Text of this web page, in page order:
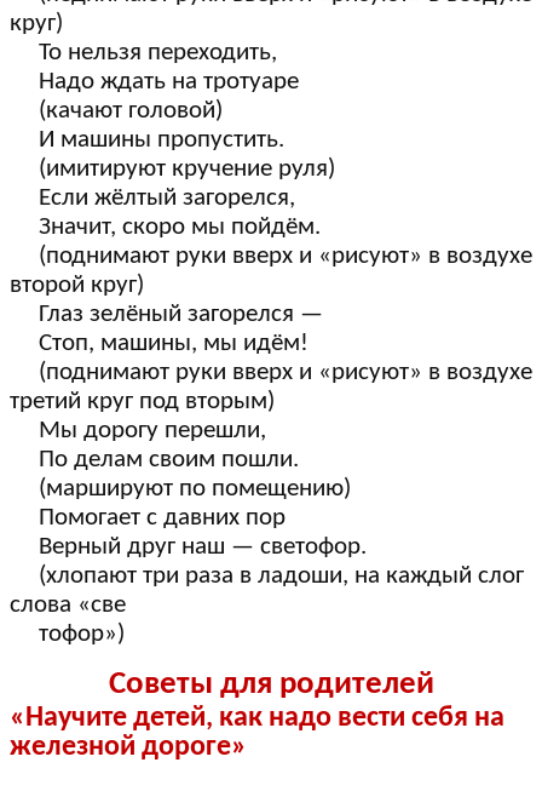
круг)
То нельзя переходить,
Надо ждать на тротуаре
(качают головой)
И машины пропустить.
(имитируют кручение руля)
Если жёлтый загорелся,
Значит, скоро мы пойдём.
(поднимают руки вверх и «рисуют» в воздухе
второй круг)
Глаз зелёный загорелся —
Стоп, машины, мы идём!
(поднимают руки вверх и «рисуют» в воздухе
третий круг под вторым)
Мы дорогу перешли,
По делам своим пошли.
(маршируют по помещению)
Помогает с давних пор
Верный друг наш — светофор.
(хлопают три раза в ладоши, на каждый слог
слова «све
тофор»)
Советы для родителей
«Научите детей, как надо вести себя на
железной дороге»